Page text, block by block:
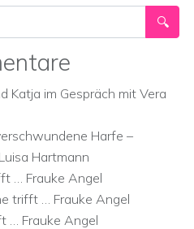
Katja im Gespräch mit Vera
Harfe –
Hartmann
… Frauke Angel
trifft … Frauke Angel
… Frauke Angel